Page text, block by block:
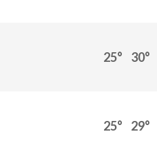
25° 30°
25° 29°